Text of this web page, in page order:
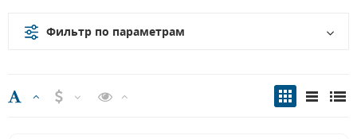
Фильтр по параметрам